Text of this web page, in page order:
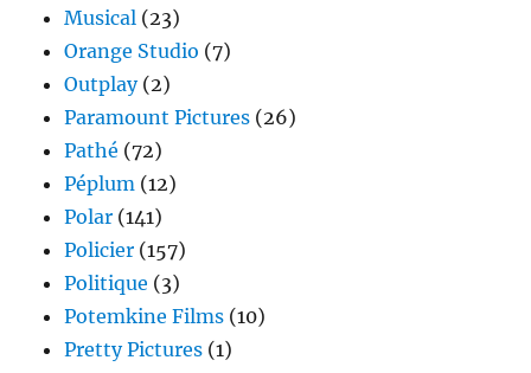
Musical (23)
Orange Studio (7)
Outplay(2)
Paramount Pictures (26)
Pathé (72)
Péplum (12)
Polar (141)
Policier (157)
Politique (3)
Potemkine Films (10)
Pretty Pictures (1)